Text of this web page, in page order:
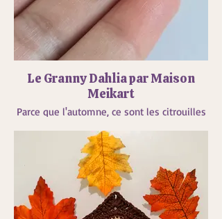
Le Granny Dahlia par Maison
Meikart
Parce que l'automne, ce sont les citrouilles
jardin en arrière saison. J'adore voir ces
fleurs resplendir en septembre-octobre,
donc je les ai mises à l'honneur avec mon
Granny, que j'ai réalisé avec une palette
jaune orange rouge à l'image des feuilles
qui tombent. Le tout avec mon fidèle
crochet 0,35 mm et du fil de couture.